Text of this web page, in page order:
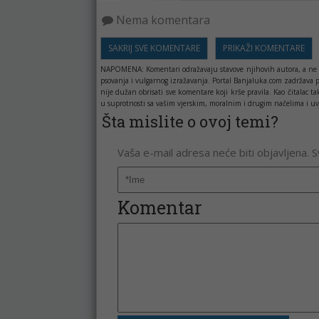
Nema komentara
SAKRIJ SVE KOMENTARE PRIKAŽI KOMENTARE
NAPOMENA: Komentari odražavaju stavove njihovih autora, a
psovanja i vulgarnog izražavanja. Portal Banjaluka.com
nije dužan obrisati sve komentare koji krše pravila. Kao čitalac
u suprotnosti sa vašim vjerskim, moralnim i drugim načelima i
Šta mislite o ovoj temi?
Vaša e-mail adresa neće biti objavljena.
Komentar